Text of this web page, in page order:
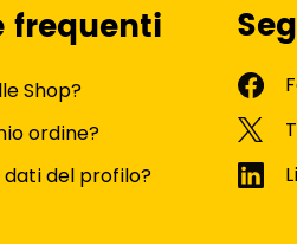
frequenti
Shop?
ordine?
del profilo?